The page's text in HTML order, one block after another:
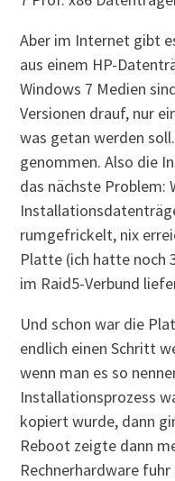
Aber im Internet gibt
aus einem HP-
Windows 7 Medien
Versionen drauf, nur
was getan werden
genommen. Also die
das nächste Problem:
rumgefrickelt, nix
Platte (ich hatte noch
im Raid5-Verbund
Und schon war die
endlich einen Schritt
wenn man es so
Installationsprozess
kopiert wurde, dann
Reboot zeigte dann
Rechnerhardware